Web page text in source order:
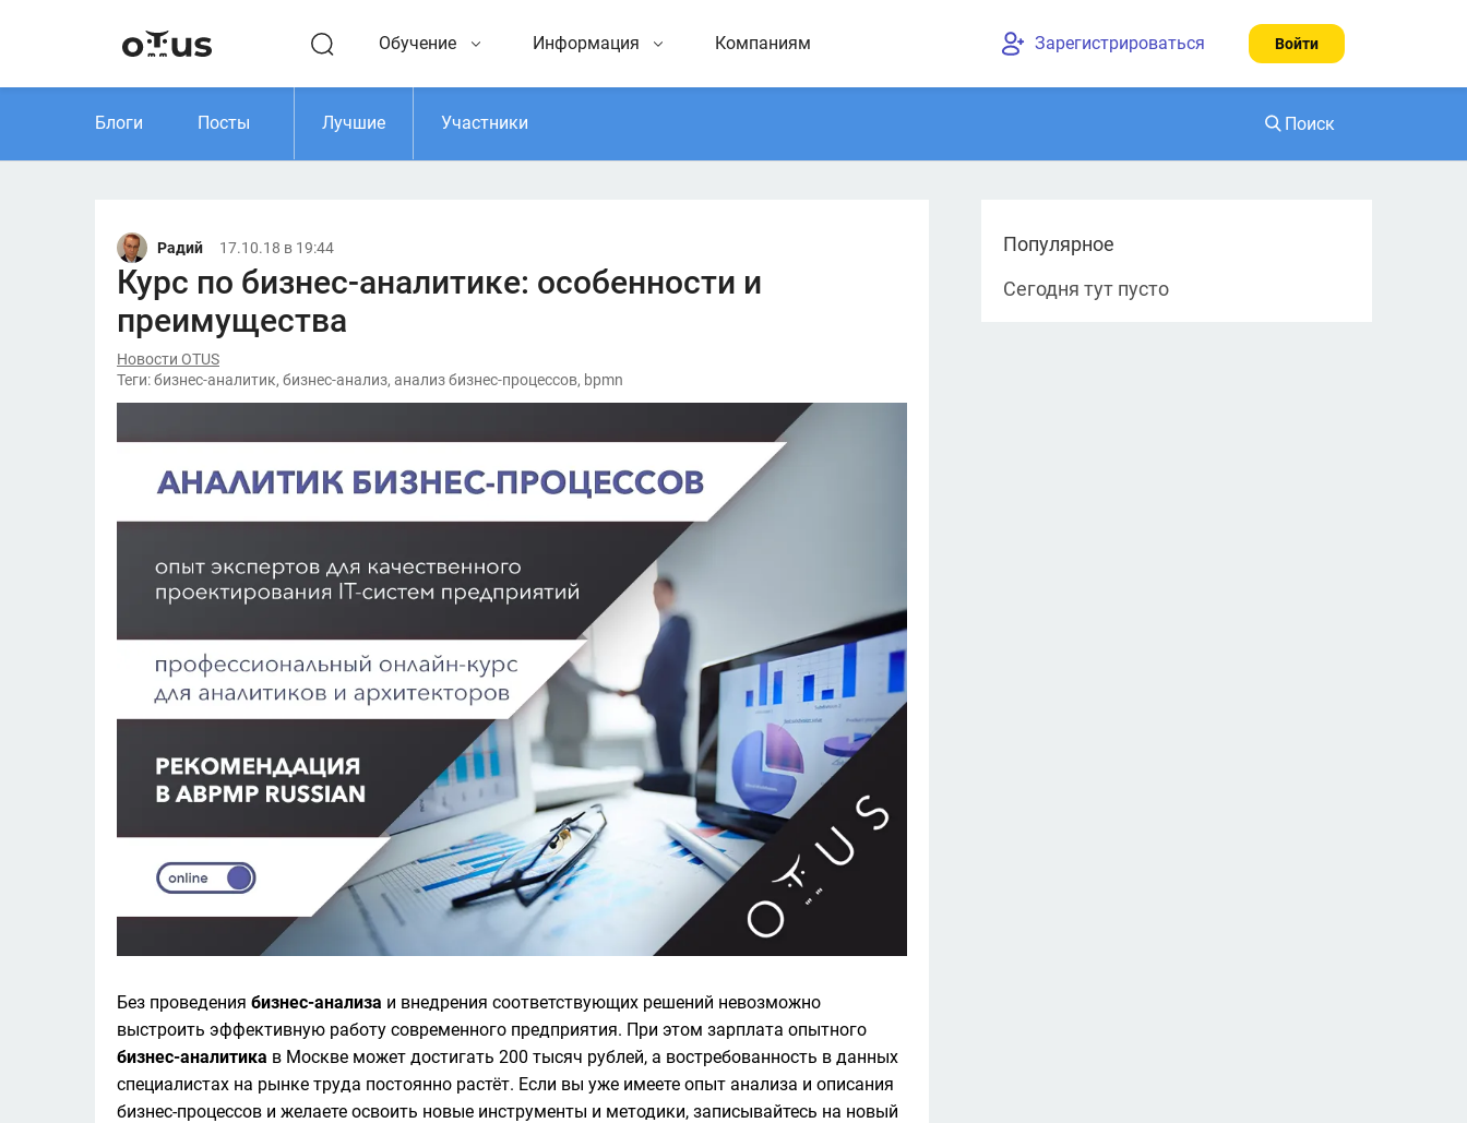
Обучение Информация Компаниям Зарегистрироваться Войти
Блоги Посты Лучшие Участники Найти
Поиск
Радий 17.10.18 в 19:44
Курс по бизнес-аналитике: особенности и
преимущества
Новости OTUS
Теги: бизнес-аналитик, бизнес-анализ, анализ бизнес-процессов, bpmn
Без проведения бизнес-анализа и внедрения соответствующих решений невозможно
бизнес-аналитика в Москве может достигать 200 тысяч рублей, а востребованность в данных
специалистах на рынке труда постоянно растёт. Если вы уже имеете опыт анализа и описания
бизнес-процессов и желаете освоить новые инструменты и методики, записывайтесь на новый
Популярное
Сегодня тут пусто